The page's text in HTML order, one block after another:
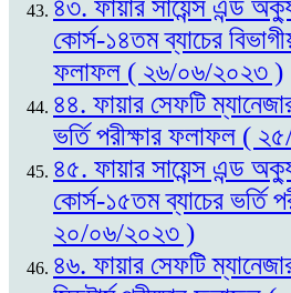
৪৩. ফায়ার সায়েন্স এন্ড
কোর্স-১৪তম ব্যাচের
ফলাফল ( ২৬/০৬/২০২৩ )
৪৪. ফায়ার সেফটি
ভর্তি পরীক্ষার ফলাফল (
৪৫. ফায়ার সায়েন্স এন্ড
কোর্স-১৫তম ব্যাচের ভর্তি
২০/০৬/২০২৩ )
৪৬. ফায়ার সেফটি